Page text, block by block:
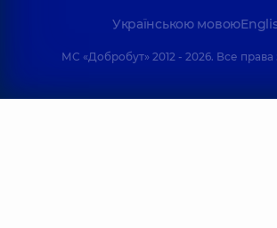
Українською мовою
МС «Добробут» 2012 - 2026. Все